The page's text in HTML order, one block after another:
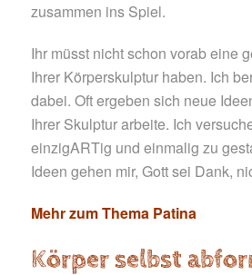
zusammen ins Spiel.
Ihr müsst nicht schon vorab eine
Ihrer Körperskulptur haben. Ich
dabei. Oft ergeben sich neue
Ihrer Skulptur arbeite. Ich
einzigARTig und einmalig zu
Ideen gehen mir, Gott sei Dank,
Mehr zum Thema Patina
Körper selbst